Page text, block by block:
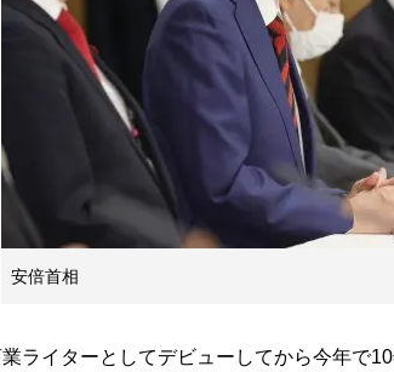
安倍首相
ライターとしてデビューしてから今年で